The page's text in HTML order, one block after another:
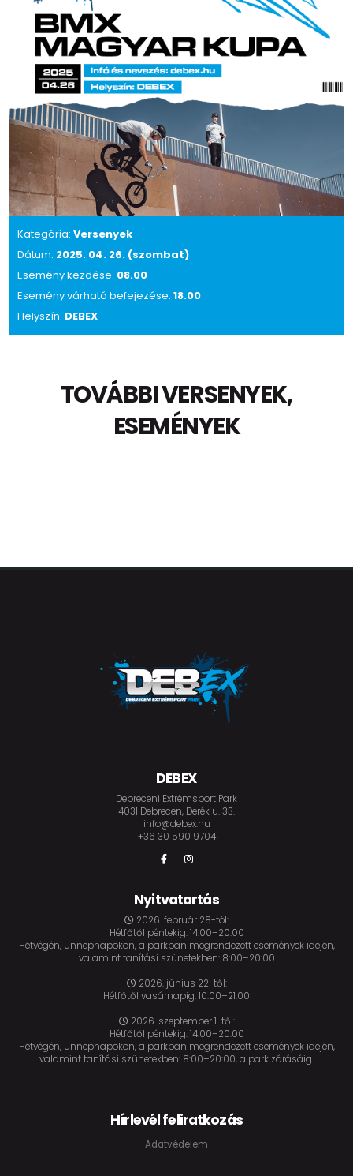
Kategória: Versenyek
Dátum: 2025. 04. 26. (szombat)
Esemény kezdése: 08.00
Esemény várható befejezése: 18.00
Helyszín: DEBEX
TOVÁBBI VERSENYEK,
ESEMÉNYEK
DEBEX
Debreceni Extrémsport Park
4031 Debrecen, Derék u. 33.
info@debex.hu
+36 30 590 9704
Nyitvatartás
2026. február 28-tól:
Hétfőtől péntekig: 14:00–20:00
Hétvégén, ünnepnapokon, a parkban megrendezett események idején,
valamint tanítási szünetekben: 8:00–20:00
2026. június 22-től:
Hétfőtől vasárnapig: 10:00–21:00
2026. szeptember 1-től:
Hétfőtől péntekig: 14:00–20:00
Hétvégén, ünnepnapokon, a parkban megrendezett események idején,
valamint tanítási szünetekben: 8:00–20:00, a park zárásáig.
Hírlevél feliratkozás
Adatvédelem